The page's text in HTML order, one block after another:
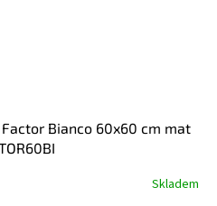
Bianco 60x60 cm mat
Skladem